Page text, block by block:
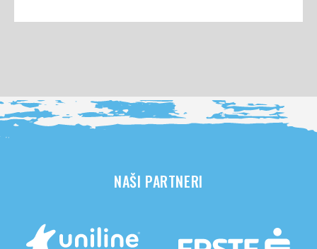
NAŠI PARTNERI